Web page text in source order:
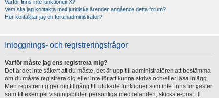
Varför finns inte funktionen X?
Vem ska jag kontakta med juridiska ärenden angående detta forum?
Hur kontaktar jag en forumadministratör?
Inloggnings- och registreringsfrågor
Varför måste jag ens registrera mig?
Det är det inte säkert att du måste, det är upp till administratören att bestämma
om du måste registrera dig eller inte för att kunna skriva och/eller läsa inlägg.
Men registrering ger dig tillgång till utökade funktioner som inte finns för gäster
som till exempel visningsbilder, personliga meddelanden, skicka e-post till